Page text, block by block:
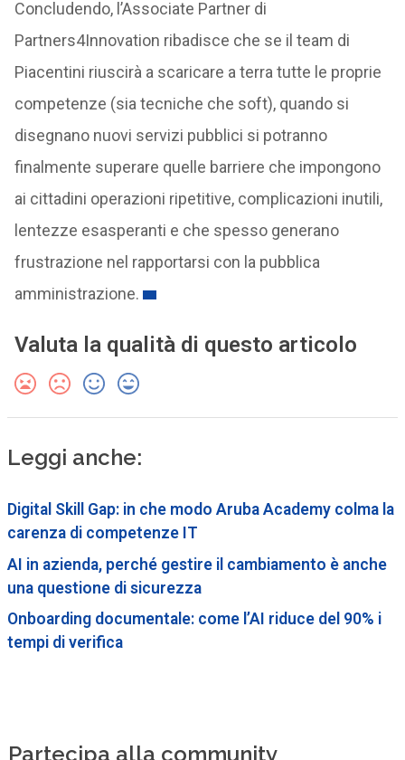
Concludendo, l’Associate Partner di
Partners4Innovation ribadisce che se il team di
Piacentini riuscirà a scaricare a terra tutte le proprie
competenze (sia tecniche che soft), quando si
disegnano nuovi servizi pubblici si potranno
finalmente superare quelle barriere che impongono
ai cittadini operazioni ripetitive, complicazioni inutili,
lentezze esasperanti e che spesso generano
frustrazione nel rapportarsi con la pubblica
amministrazione.
Valuta la qualità di questo articolo
Leggi anche:
Digital Skill Gap: in che modo Aruba Academy colma la
carenza di competenze IT
AI in azienda, perché gestire il cambiamento è anche
una questione di sicurezza
Onboarding documentale: come l’AI riduce del 90% i
tempi di verifica
Partecipa alla community